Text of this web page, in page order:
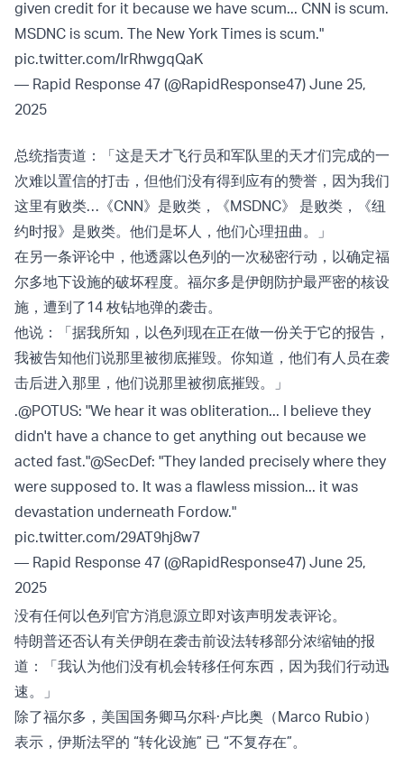
given credit for it because we have scum... CNN is scum.
MSDNC is scum. The New York Times is scum."
pic.twitter.com/IrRhwgqQaK
— Rapid Response 47 (@RapidResponse47) June 25,
2025
总统指责道：「这是天才飞行员和军队里的天才们完成的一
次难以置信的打击，但他们没有得到应有的赞誉，因为我们
这里有败类…《CNN》是败类，《MSDNC》 是败类，《纽
约时报》是败类。他们是坏人，他们心理扭曲。」
在另一条评论中，他透露以色列的一次秘密行动，以确定福
尔多地下设施的破坏程度。福尔多是伊朗防护最严密的核设
施，遭到了14 枚钻地弹的袭击。
他说：「据我所知，以色列现在正在做一份关于它的报告，
我被告知他们说那里被彻底摧毁。你知道，他们有人员在袭
击后进入那里，他们说那里被彻底摧毁。」
.@POTUS: "We hear it was obliteration... I believe they
didn't have a chance to get anything out because we
acted fast."@SecDef: "They landed precisely where they
were supposed to. It was a flawless mission... it was
devastation underneath Fordow."
pic.twitter.com/29AT9hj8w7
— Rapid Response 47 (@RapidResponse47) June 25,
2025
没有任何以色列官方消息源立即对该声明发表评论。
特朗普还否认有关伊朗在袭击前设法转移部分浓缩铀的报
道：「我认为他们没有机会转移任何东西，因为我们行动迅
速。」
除了福尔多，美国国务卿马尔科·卢比奥（Marco Rubio）
表示，伊斯法罕的 “转化设施” 已 “不复存在”。